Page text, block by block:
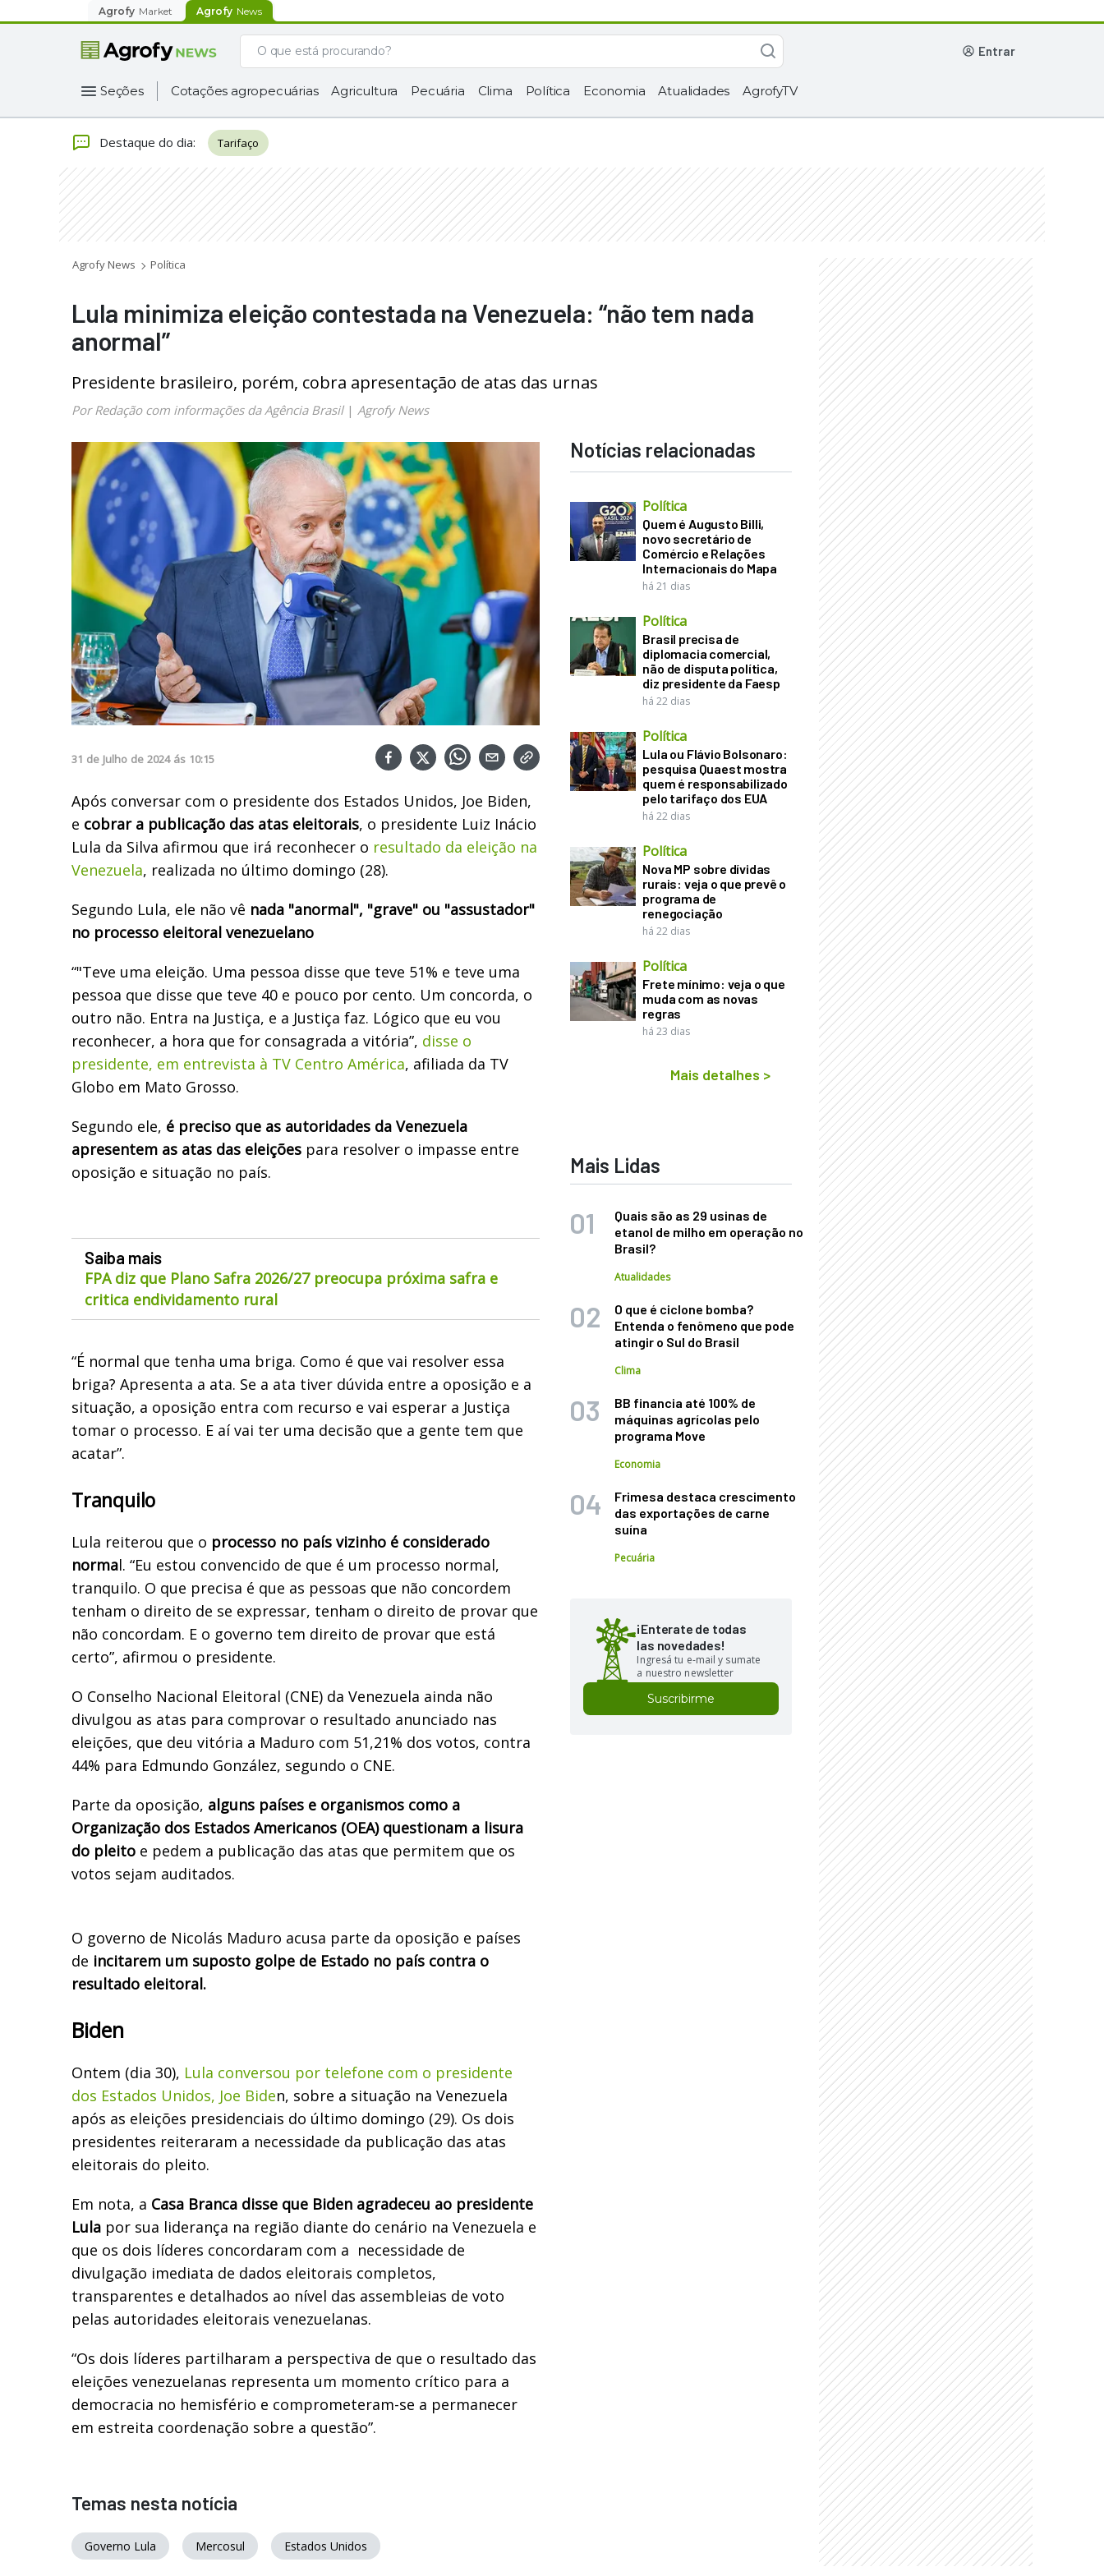
Agrofy Market Agrofy News
entrar
Seções Cotações agropecuárias Agricultura Pecuária Clima Política Economia Atualidades AgrofyTV
Destaque do dia: Tarifaço
Agrofy News Política
Lula minimiza eleição contestada na Venezuela: “não tem nada
anormal”
Presidente brasileiro, porém, cobra apresentação de atas das urnas
Por Redação com informações da Agência Brasil| Agrofy News
31 de Julho de 2024 ás 10:15
Após conversar com o presidente dos Estados Unidos, Joe Biden,
e cobrar a publicação das atas eleitorais, o presidente Luiz Inácio
Lula da Silva afirmou que irá reconhecer o resultado da eleição na
Venezuela, realizada no último domingo (28).
Segundo Lula, ele não vê nada "anormal", "grave" ou "assustador"
no processo eleitoral venezuelano
“"Teve uma eleição. Uma pessoa disse que teve 51% e teve uma
pessoa que disse que teve 40 e pouco por cento. Um concorda, o
outro não. Entra na Justiça, e a Justiça faz. Lógico que eu vou
reconhecer, a hora que for consagrada a vitória”, disse o
presidente, em entrevista à TV Centro América, afiliada da TV
Globo em Mato Grosso.
Segundo ele, é preciso que as autoridades da Venezuela
apresentem as atas das eleições para resolver o impasse entre
oposição e situação no país.
Saiba mais
FPA diz que Plano Safra 2026/27 preocupa próxima safra e
critica endividamento rural
“É normal que tenha uma briga. Como é que vai resolver essa
briga? Apresenta a ata. Se a ata tiver dúvida entre a oposição e a
situação, a oposição entra com recurso e vai esperar a Justiça
tomar o processo. E aí vai ter uma decisão que a gente tem que
acatar”.
Tranquilo
Lula reiterou que o processo no país vizinho é considerado
normal. “Eu estou convencido de que é um processo normal,
tranquilo. O que precisa é que as pessoas que não concordem
tenham o direito de se expressar, tenham o direito de provar que
não concordam. E o governo tem direito de provar que está
certo”, afirmou o presidente.
O Conselho Nacional Eleitoral (CNE) da Venezuela ainda não
divulgou as atas para comprovar o resultado anunciado nas
eleições, que deu vitória a Maduro com 51,21% dos votos, contra
44% para Edmundo González, segundo o CNE.
Parte da oposição, alguns países e organismos como a
Organização dos Estados Americanos (OEA) questionam a lisura
do pleito e pedem a publicação das atas que permitem que os
votos sejam auditados.
O governo de Nicolás Maduro acusa parte da oposição e países
de incitarem um suposto golpe de Estado no país contra o
resultado eleitoral.
Biden
Ontem (dia 30), Lula conversou por telefone com o presidente
dos Estados Unidos, Joe Biden, sobre a situação na Venezuela
após as eleições presidenciais do último domingo (29). Os dois
presidentes reiteraram a necessidade da publicação das atas
eleitorais do pleito.
Em nota, a Casa Branca disse que Biden agradeceu ao presidente
Lula por sua liderança na região diante do cenário na Venezuela e
que os dois líderes concordaram com a necessidade de
divulgação imediata de dados eleitorais completos,
transparentes e detalhados ao nível das assembleias de voto
pelas autoridades eleitorais venezuelanas.
“Os dois líderes partilharam a perspectiva de que o resultado das
eleições venezuelanas representa um momento crítico para a
democracia no hemisfério e comprometeram-se a permanecer
em estreita coordenação sobre a questão”.
Notícias relacionadas
Política
Quem é Augusto Billi,
novo secretário de
Comércio e Relações
Internacionais do Mapa
há 21 dias
Política
Brasil precisa de
diplomacia comercial,
não de disputa política,
diz presidente da Faesp
há 22 dias
Política
Lula ou Flávio Bolsonaro:
pesquisa Quaest mostra
quem é responsabilizado
pelo tarifaço dos EUA
há 22 dias
Política
Nova MP sobre dívidas
rurais: veja o que prevê o
programa de
renegociação
há 22 dias
Política
Frete mínimo: veja o que
muda com as novas
regras
há 23 dias
Mais detalhes >
Mais Lidas
Quais são as 29 usinas de
etanol de milho em operação no
Brasil?
Atualidades
O que é ciclone bomba?
Entenda o fenômeno que pode
atingir o Sul do Brasil
Clima
BB financia até 100% de
máquinas agrícolas pelo
programa Move
Economia
Frimesa destaca crescimento
das exportações de carne
suína
Pecuária
¡Enterate de todas
las novedades!
Ingresá tu e-mail y sumate
a nuestro newsletter
Suscribirme
Temas nesta notícia
Governo Lula Mercosul Estados Unidos